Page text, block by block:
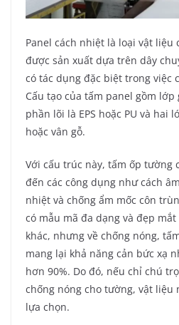
Panel cách nhiệt là loại vật liệu
được sản xuất dựa trên dây
có tác dụng đặc biệt trong việc
Cấu tạo của tấm panel gồm
phần lõi là EPS hoặc PU và hai
hoặc vân gỗ.
Với cấu trúc này, tấm ốp tường
đến các công dụng như cách
nhiệt và chống ẩm mốc côn
có mẫu mã đa dạng và đẹp
khác, nhưng về chống nóng,
mang lại khả năng cản bức xạ
hơn 90%. Do đó, nếu chỉ chú
chống nóng cho tường, vật liệu
lựa chọn.